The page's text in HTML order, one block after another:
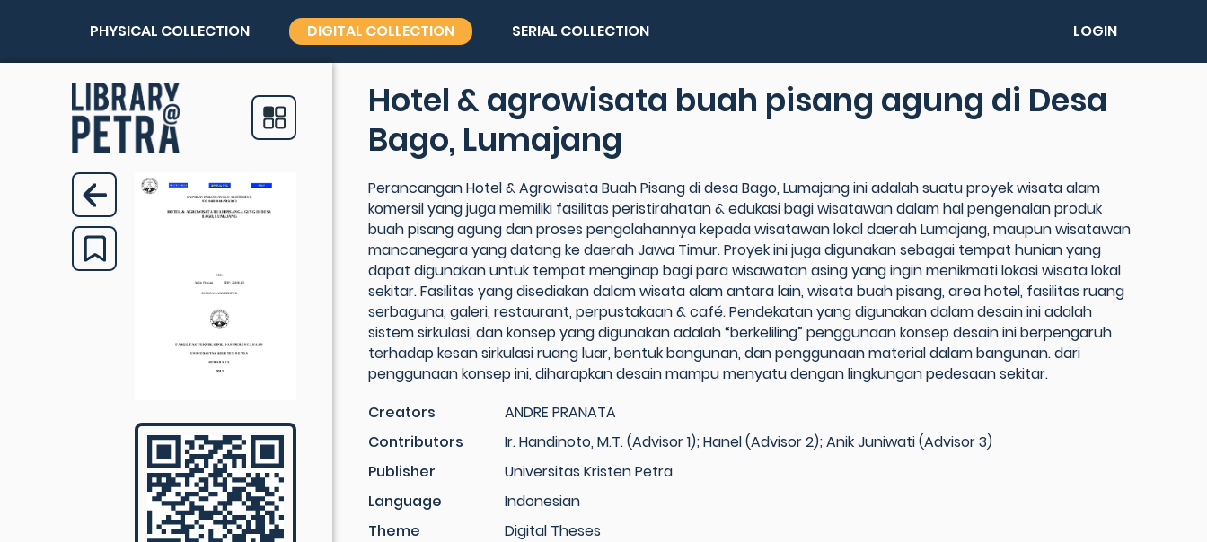
PHYSICAL COLLECTION DIGITAL COLLECTION SERIAL COLLECTION LOGIN
Hotel & agrowisata buah pisang agung di Desa
Bago, Lumajang
Perancangan Hotel & Agrowisata Buah Pisang di desa Bago, Lumajang ini adalah suatu proyek wisata alam
komersil yang juga memiliki fasilitas peristirahatan & edukasi bagi wisatawan dalam hal pengenalan produk
buah pisang agung dan proses pengolahannya kepada wisatawan lokal daerah Lumajang, maupun wisatawan
mancanegara yang datang ke daerah Jawa Timur. Proyek ini juga digunakan sebagai tempat hunian yang
dapat digunakan untuk tempat menginap bagi para wisawatan asing yang ingin menikmati lokasi wisata lokal
sekitar. Fasilitas yang disediakan dalam wisata alam antara lain, wisata buah pisang, area hotel, fasilitas ruang
serbaguna, galeri, restaurant, perpustakaan & café. Pendekatan yang digunakan dalam desain ini adalah
sistem sirkulasi, dan konsep yang digunakan adalah “berkeliling” penggunaan konsep desain ini berpengaruh
terhadap kesan sirkulasi ruang luar, bentuk bangunan, dan penggunaan material dalam bangunan. dari
penggunaan konsep ini, diharapkan desain mampu menyatu dengan lingkungan pedesaan sekitar.
Creators
ANDRE PRANATA
Contributors
Ir. Handinoto, M.T. (Advisor 1); Hanel (Advisor 2); Anik Juniwati (Advisor 3)
Publisher
Universitas Kristen Petra
Language
Indonesian
Theme
Digital Theses